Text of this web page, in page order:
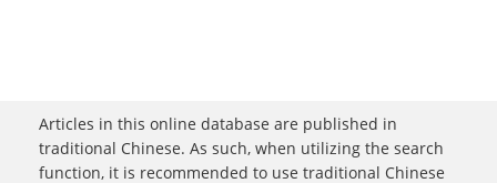
Articles in this online database are published in
traditional Chinese. As such, when utilizing the search
function, it is recommended to use traditional Chinese